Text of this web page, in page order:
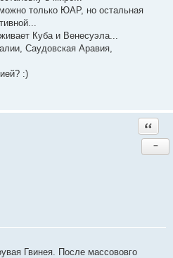
только ЮАР, но остальная
Куба и Венесуэла...
Саудовская Аравия,
:)
−
Гвинея. После массововго